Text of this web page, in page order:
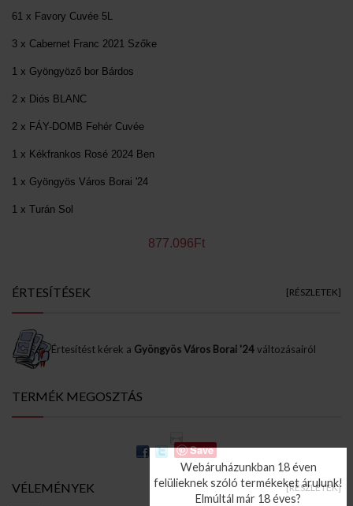
Webáruházunkban 18 éven
felülieknek szóló termékeket árulunk!
Elmúltál már 18 éves?
61 x Favory Cuvée 5L
3 x Cabernet Franc 2021 Szőke
1 x Gyöngyöző bor Bárdos
2 x Diós BLANC
2 x FÁY-DOMB Fehér Cuvée
1 x Kékfrankos Rosé 2024 Ben
1 x Gyöngyös Város Borai '24
1 x Turán Sol
877.096Ft
ÉRTESÍTÉSEK [RÉSZLETEK]
Értesítést kérek a Gyöngyös Város Borai '24változásairól
TERMÉK MEGOSZTÁS
Save
VÉLEMÉNYEK [RÉSZLETEK]